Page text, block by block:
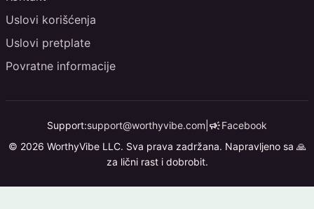
Uslovi korišćenja
Uslovi pretplate
Povratne informacije
Support:support@worthyvibe.com campaignFacebook
© 2026 WorthyVibe LLC. Sva prava zadržana. Napravljeno sa 🙏
za lični rast i dobrobit.